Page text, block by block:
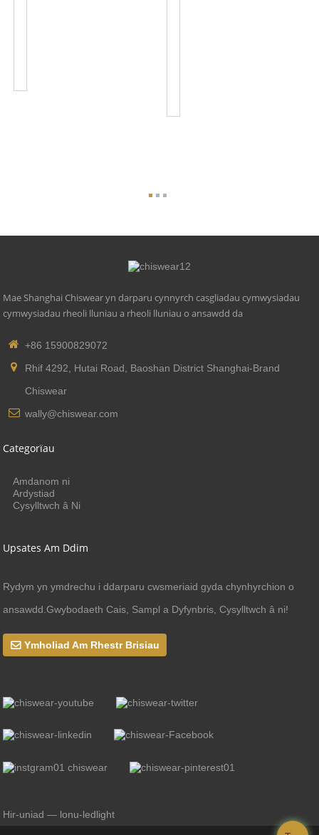
Mae Shanghai Chiswear yn darparu cynnyrch casgliadau cymwysiadau
cymwysiadau rheoli lluniau a rheoli lluniau o ansawdd da
+86 15900829072
Rhif 4292, Hutai Road, Baoshan District Shanghai-Brand
Chiswear
wally@chiswear.com
Categorïau
Amdanom ni
Ardystiad
Cysylltwch â Ni
Upsates Am Ddim
Rydym yn ymdrechu i ddarparu cwsmeriaid gyda chynhyrchion o
ansawdd.Gwybodaeth Cais, Sampl a Dyfynbris, Cysylltwch â ni!
Ymholiad Am Rhestr Brisiau
Hir-uniad — lonu-ledlight